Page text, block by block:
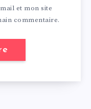
et mon site
commentaire.